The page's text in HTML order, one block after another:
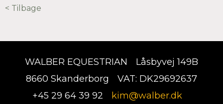
< Tilbage
WALBER EQUESTRIAN
Låsbyvej 149B
8660 Skanderborg
VAT: DK29692637
+45 29 64 39 92
kim@walber.dk